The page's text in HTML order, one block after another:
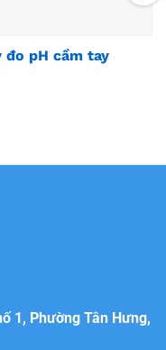
đo pH cầm tay
1, Phường Tân Hưng,